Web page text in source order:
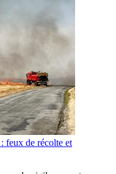
feux de récolte et